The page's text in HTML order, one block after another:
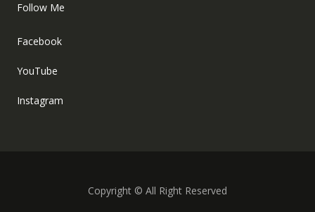
Follow Me
Facebook
YouTube
Instagram
Copyright © All Right Reserved